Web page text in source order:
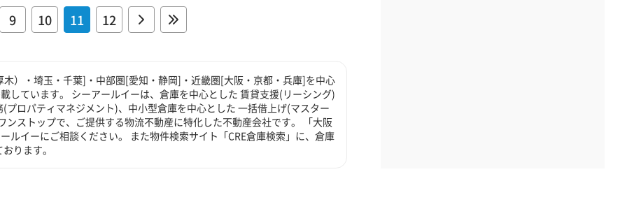
9 10 11 12
）・埼玉・千葉]・中部圏[愛知・静岡]・近畿圏[大阪・京都・兵庫]を中心
しています。 シーアールイーは、倉庫を中心とした 賃貸支援(リーシング)
ロパティマネジメント)、中小型倉庫を中心とした 一括借上げ(マスター
ストップで、ご提供する物流不動産に特化した不動産会社です。 「大阪
イーにご相談ください。 また物件検索サイト「CRE倉庫検索」に、倉庫
ります。